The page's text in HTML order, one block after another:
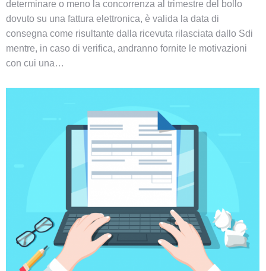
determinare o meno la concorrenza al trimestre del bollo
dovuto su una fattura elettronica, è valida la data di
consegna come risultante dalla ricevuta rilasciata dallo Sdi
mentre, in caso di verifica, andranno fornite le motivazioni
con cui una…